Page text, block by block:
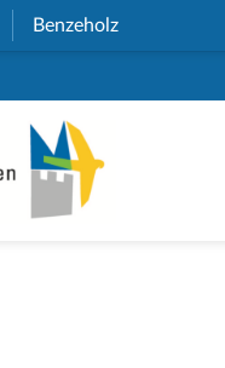
(External Link)
Benzeholz(External